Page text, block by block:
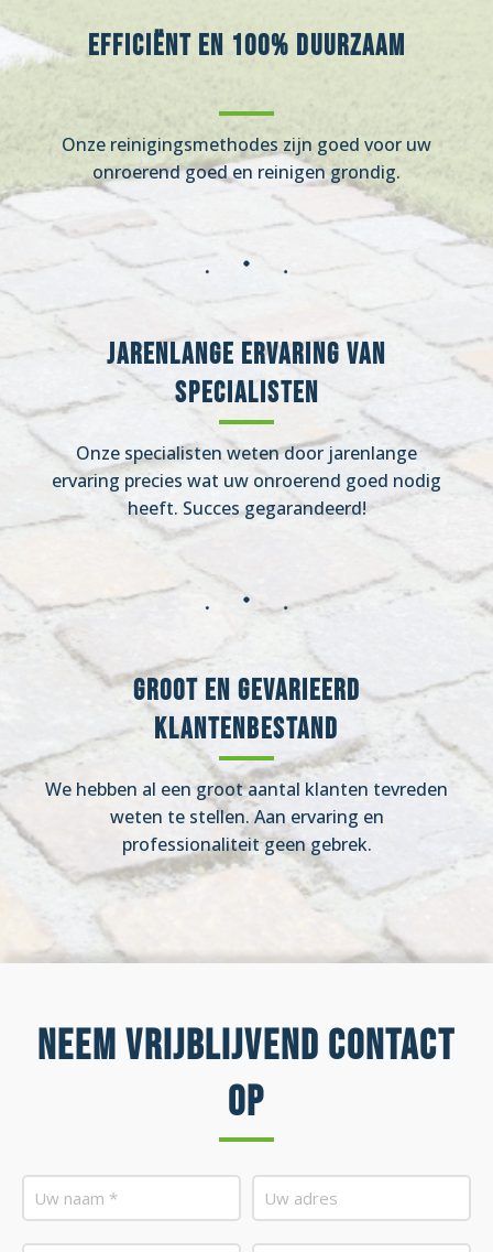
Efficiënt en 100% duurzaam
Onze reinigingsmethodes zijn goed voor uw
onroerend goed en reinigen grondig.
Jarenlange ervaring van
specialisten
Onze specialisten weten door jarenlange
ervaring precies wat uw onroerend goed nodig
heeft. Succes gegarandeerd!
Groot en gevarieerd
klantenbestand
We hebben al een groot aantal klanten tevreden
weten te stellen. Aan ervaring en
professionaliteit geen gebrek.
Neem vrijblijvend contact
op